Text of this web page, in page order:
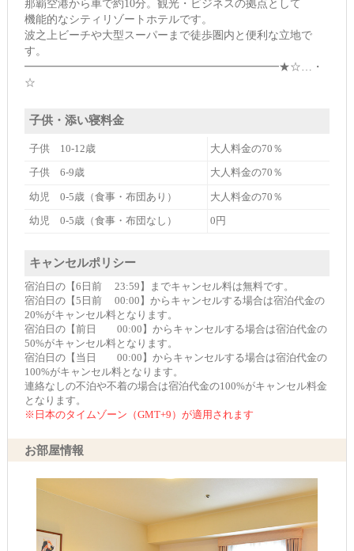
那覇空港から車で約10分。観光・ビジネスの拠点として
機能的なシティリゾートホテルです。
波之上ビーチや大型スーパーまで徒歩圏内と便利な立地で
す。
━━━━━━━━━━━━━━━━━━━━━━━★☆…・
☆
子供・添い寝料金
子供 10-12歳 大人料金の70％
子供 6-9歳 大人料金の70％
幼児 0-5歳（食事・布団あり） 大人料金の70％
幼児 0-5歳（食事・布団なし） 0円
キャンセルポリシー
宿泊日の【6日前 23:59】までキャンセル料は無料です。
宿泊日の【5日前 00:00】からキャンセルする場合は宿泊代金の
20%がキャンセル料となります。
宿泊日の【前日 00:00】からキャンセルする場合は宿泊代金の
50%がキャンセル料となります。
宿泊日の【当日 00:00】からキャンセルする場合は宿泊代金の
100%がキャンセル料となります。
連絡なしの不泊や不着の場合は宿泊代金の100%がキャンセル料金
となります。
※日本のタイムゾーン（GMT+9）が適用されます
お部屋情報